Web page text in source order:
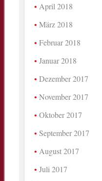
April 2018
März 2018
Februar 2018
Januar 2018
Dezember 2017
November 2017
Oktober 2017
September 2017
August 2017
Juli 2017